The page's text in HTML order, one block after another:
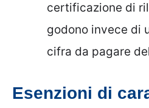
certificazione di
godono invece di
cifra da pagare
Esenzioni di